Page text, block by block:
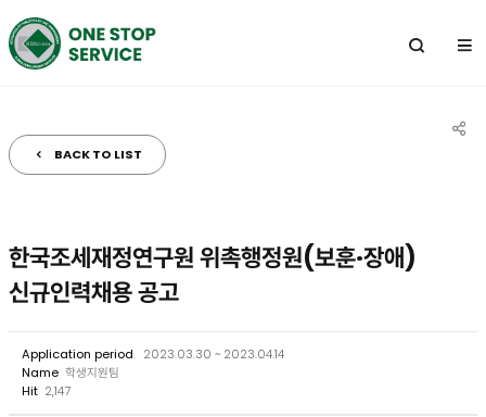
전
체
BACK TO LIST
한국조세재정연구원 위촉행정원(보훈·장애)
신규인력채용 공고
Application period
2023.03.30 ~ 2023.04.14
Name 학생지원팀
Hit 2,147